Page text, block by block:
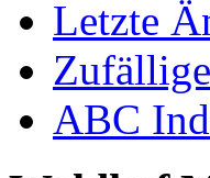
Letzte
ABC